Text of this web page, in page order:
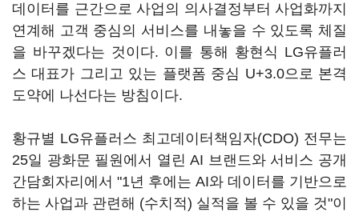
데이터를 근간으로 사업의 의사결정부터 사업화까지
연계해 고객 중심의 서비스를 내놓을 수 있도록 체질
을 바꾸겠다는 것이다. 이를 통해 황현식 LG유플러
스 대표가 그리고 있는 플랫폼 중심 U+3.0으로 본격
도약에 나선다는 방침이다.
황규별 LG유플러스 최고데이터책임자(CDO) 전무는
25일 광화문 필원에서 열린 AI 브랜드와 서비스 공개
간담회자리에서 "1년 후에는 AI와 데이터를 기반으로
하는 사업과 관련해 (수치적) 실적을 볼 수 있을 것"이